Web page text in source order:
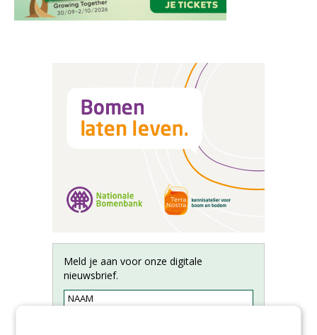
Meld je aan voor onze digitale
nieuwsbrief.